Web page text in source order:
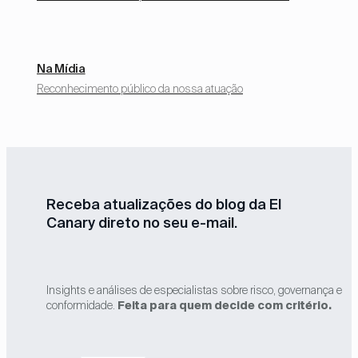
Na Mídia
Reconhecimento público da nossa atuação
Receba atualizações do blog da El
Canary direto no seu e-mail.
Insights e análises de especialistas sobre risco, governança e
conformidade. Feita para quem decide com critério.